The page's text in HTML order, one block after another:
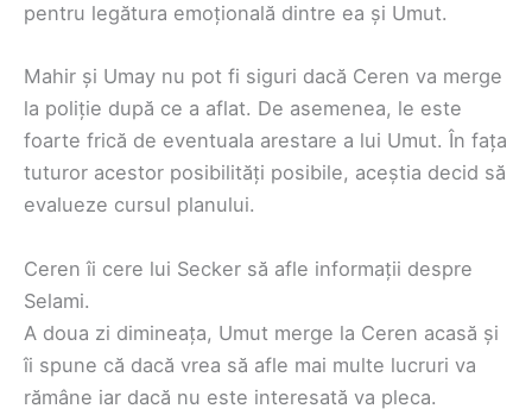
pentru legătura emoțională dintre ea și Umut.
Mahir și Umay nu pot fi siguri dacă Ceren va merge
la poliție după ce a aflat. De asemenea, le este
foarte frică de eventuala arestare a lui Umut. În fața
tuturor acestor posibilități posibile, aceștia decid să
evalueze cursul planului.
Ceren îi cere lui Secker să afle informații despre
Selami.
A doua zi dimineața, Umut merge la Ceren acasă și
îi spune că dacă vrea să afle mai multe lucruri va
rămâne iar dacă nu este interesată va pleca.